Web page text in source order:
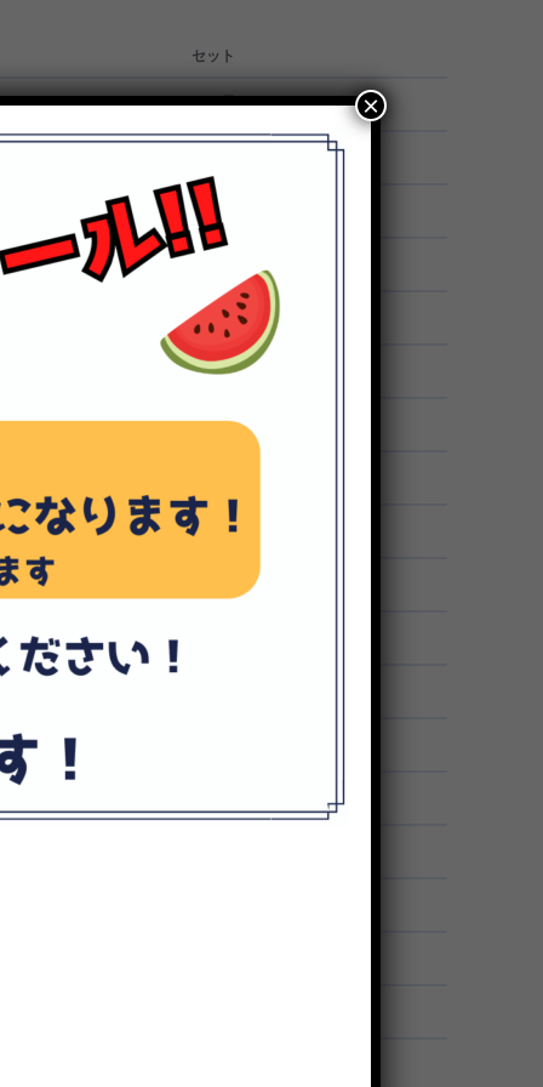
セット
2P通信1セット
4P通信2セット
4P通信2セット
4P通信1セット
4P通信1セット
1
×